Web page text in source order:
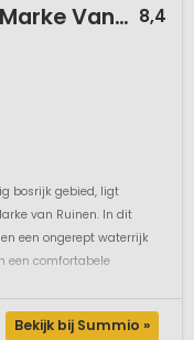
Summio Buitenplaats de Marke Van Ruinen 8,4
bosrijk gebied, ligt
van Ruinen. In dit
een ongerept waterrijk
een comfortabele
Bekijk bij Summio »